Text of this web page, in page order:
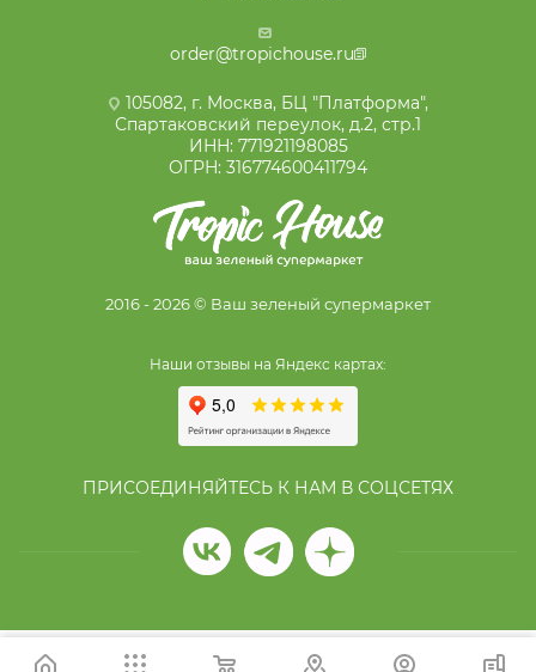
order@tropichouse.ru
105082, г. Москва, БЦ "Платформа",
Спартаковский переулок, д.2, стр.1
ИНН: 771921198085
ОГРН: 316774600411794
2016 - 2026 © Ваш зеленый супермаркет
Наши отзывы на Яндекс картах:
ПРИСОЕДИНЯЙТЕСЬ К НАМ В СОЦСЕТЯХ